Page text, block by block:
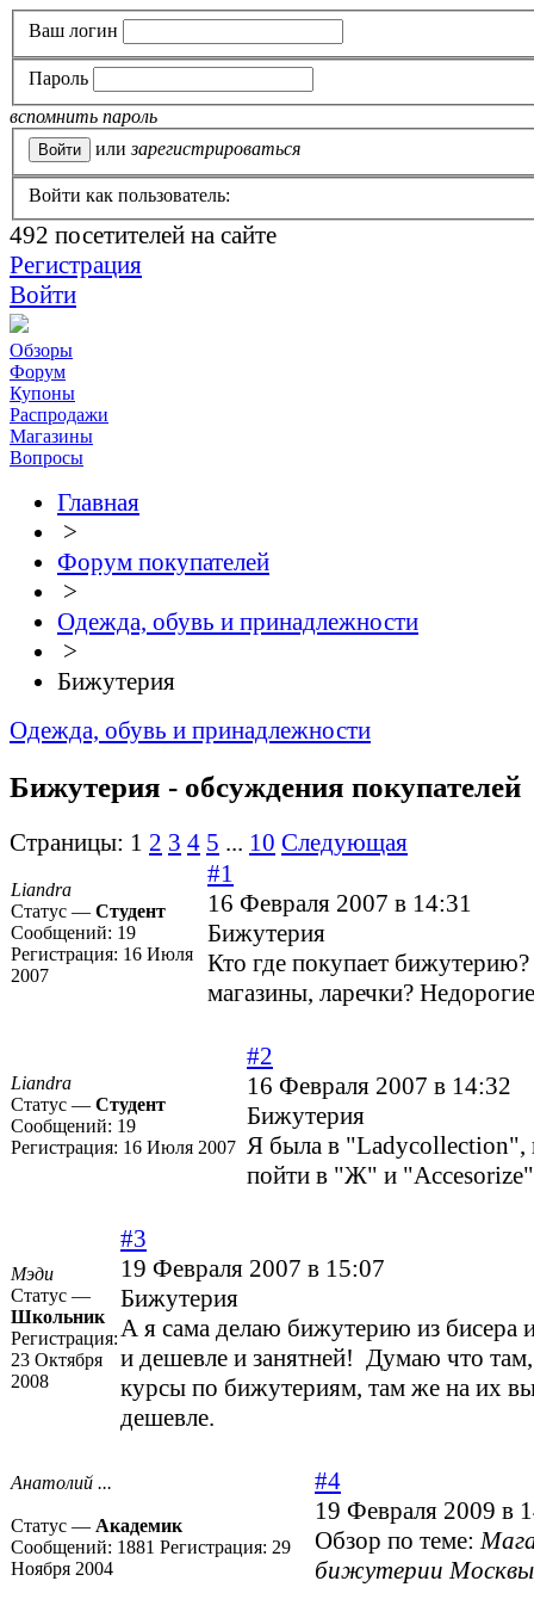
Ваш логин
Пароль
вспомнить пароль
или зарегистрироваться
Войти как пользователь:
492 посетителей на сайте
Регистрация
Войти
Обзоры
Форум
Купоны
Распродажи
Магазины
Вопросы
Главная
>
Форум покупателей
>
Одежда, обувь и принадлежности
>
Бижутерия
Одежда, обувь и принадлежности
Бижутерия - обсуждения покупателей
Страницы: 1 2 3 4 5 ... 10 Следующая
Liandra
Статус — Студент
Сообщений: 19
Регистрация: 16 Июля
2007
#1
16 Февраля 2007 в 14:31
Бижутерия
Кто где покупает бижутерию?
магазины, ларечки?
Liandra
Статус — Студент
Сообщений: 19
Регистрация: 16 Июля 2007
#2
16 Февраля 2007 в 14:32
Бижутерия
Я была в "Ladycollection",
пойти в "Ж" и
Мэди
Статус —
Школьник
Регистрация:
23 Октября
2008
#3
19 Февраля 2007 в 15:07
Бижутерия
А я сама делаю бижутерию из бисера и
и дешевле и занятней! Думаю что там,
курсы по бижутериям, там же на их
дешевле.
Анатолий ...
Статус — Академик
Сообщений: 1881 Регистрация: 29
Ноября 2004
#4
19 Февраля 2009 в
Обзор по теме:
бижутерии Москвы